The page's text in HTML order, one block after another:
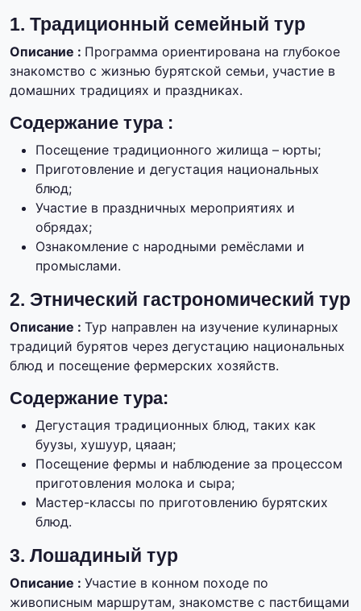
1. Традиционный семейный тур
Описание : Программа ориентирована на глубокое
знакомство с жизнью бурятской семьи, участие в
домашних традициях и праздниках.
Содержание тура :
Посещение традиционного жилища – юрты;
Приготовление и дегустация национальных
блюд;
Участие в праздничных мероприятиях и
обрядах;
Ознакомление с народными ремёслами и
промыслами.
2. Этнический гастрономический тур
Описание : Тур направлен на изучение кулинарных
традиций бурятов через дегустацию национальных
блюд и посещение фермерских хозяйств.
Содержание тура:
Дегустация традиционных блюд, таких как
буузы, хушуур, цяаан;
Посещение фермы и наблюдение за процессом
приготовления молока и сыра;
Мастер-классы по приготовлению бурятских
блюд.
3. Лошадиный тур
Описание : Участие в конном походе по
живописным маршрутам, знакомстве с пастбищами